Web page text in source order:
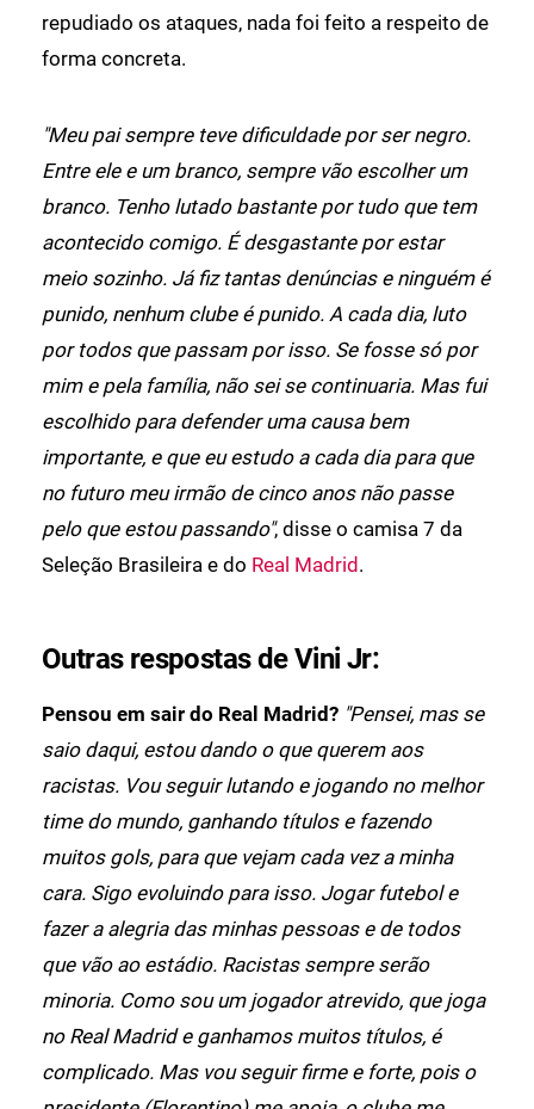
repudiado os ataques, nada foi feito a respeito de
forma concreta.
"Meu pai sempre teve dificuldade por ser negro.
Entre ele e um branco, sempre vão escolher um
branco. Tenho lutado bastante por tudo que tem
acontecido comigo. É desgastante por estar
meio sozinho. Já fiz tantas denúncias e ninguém é
punido, nenhum clube é punido. A cada dia, luto
por todos que passam por isso. Se fosse só por
mim e pela família, não sei se continuaria. Mas fui
escolhido para defender uma causa bem
importante, e que eu estudo a cada dia para que
no futuro meu irmão de cinco anos não passe
pelo que estou passando", disse o camisa 7 da
Seleção Brasileira e do Real Madrid.
Outras respostas de Vini Jr:
Pensou em sair do Real Madrid? "Pensei, mas se
saio daqui, estou dando o que querem aos
racistas. Vou seguir lutando e jogando no melhor
time do mundo, ganhando títulos e fazendo
muitos gols, para que vejam cada vez a minha
cara. Sigo evoluindo para isso. Jogar futebol e
fazer a alegria das minhas pessoas e de todos
que vão ao estádio. Racistas sempre serão
minoria. Como sou um jogador atrevido, que joga
no Real Madrid e ganhamos muitos títulos, é
complicado. Mas vou seguir firme e forte, pois o